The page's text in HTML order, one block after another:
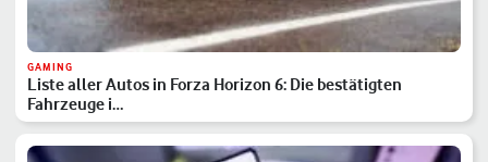
GAMING
Liste aller Autos in Forza Horizon 6: Die bestätigten
Fahrzeuge i…